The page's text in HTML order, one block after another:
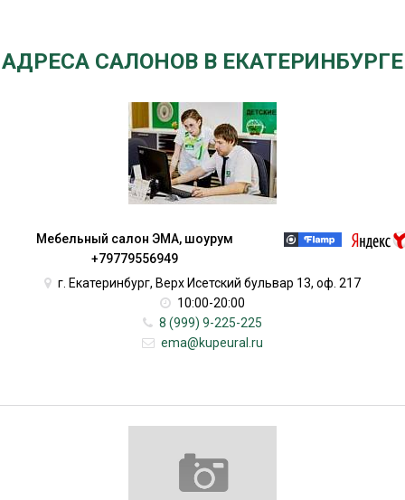
АДРЕСА САЛОНОВ В ЕКАТЕРИНБУРГЕ
Мебельный салон ЭМА, шоурум
+79779556949
г. Екатеринбург, Верх Исетский бульвар 13, оф. 217
10:00-20:00
8 (999) 9-225-225
ema@kupeural.ru